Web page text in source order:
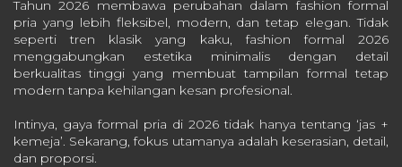
Tahun 2026 membawa perubahan dalam fashion formal
pria yang lebih fleksibel, modern, dan tetap elegan. Tidak
seperti tren klasik yang kaku, fashion formal 2026
menggabungkan estetika minimalis dengan detail
berkualitas tinggi yang membuat tampilan formal tetap
modern tanpa kehilangan kesan profesional.
Intinya, gaya formal pria di 2026 tidak hanya tentang ‘jas +
kemeja’. Sekarang, fokus utamanya adalah keserasian, detail,
dan proporsi.